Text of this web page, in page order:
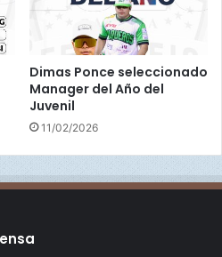
Dimas Ponce seleccionado
Manager del Año del
Juvenil
11/02/2026